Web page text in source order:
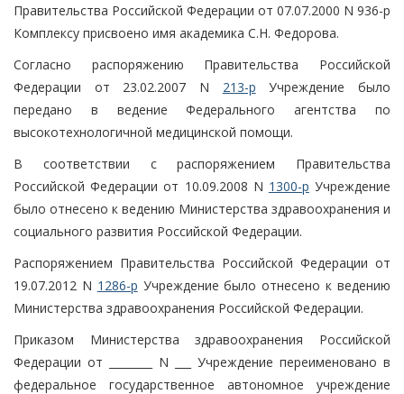
Правительства Российской Федерации от 07.07.2000 N 936-р
Комплексу присвоено имя академика С.Н. Федорова.
Согласно распоряжению Правительства Российской
Федерации от 23.02.2007 N 213-р Учреждение было
передано в ведение Федерального агентства по
высокотехнологичной медицинской помощи.
В соответствии с распоряжением Правительства
Российской Федерации от 10.09.2008 N 1300-р Учреждение
было отнесено к ведению Министерства здравоохранения и
социального развития Российской Федерации.
Распоряжением Правительства Российской Федерации от
19.07.2012 N 1286-р Учреждение было отнесено к ведению
Министерства здравоохранения Российской Федерации.
Приказом Министерства здравоохранения Российской
Федерации от ________ N ___ Учреждение переименовано в
федеральное государственное автономное учреждение